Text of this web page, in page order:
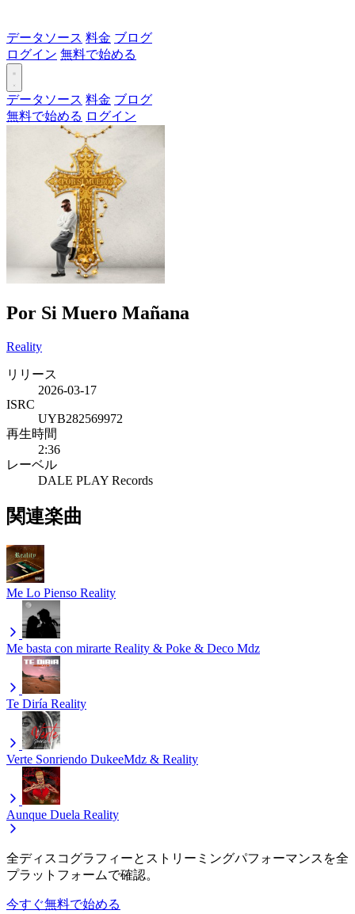
データソース 料金 ブログ
ログイン 無料で始める
データソース 料金 ブログ
無料で始める ログイン
Por Si Muero Mañana
Reality
リリース
2026-03-17
ISRC
UYB282569972
再生時間
2:36
レーベル
DALE PLAY Records
関連楽曲
Me Lo Pienso Reality
Me basta con mirarte Reality & Poke & Deco Mdz
Te Diría Reality
Verte Sonriendo DukeeMdz & Reality
Aunque Duela Reality
全ディスコグラフィーとストリーミングパフォーマンスを全
プラットフォームで確認。
今すぐ無料で始める